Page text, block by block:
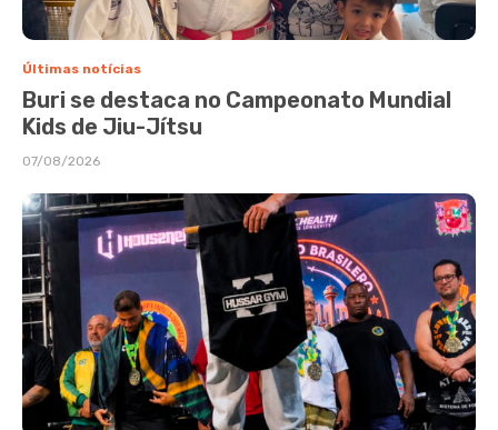
Últimas notícias
Buri se destaca no Campeonato Mundial
Kids de Jiu-Jítsu
07/08/2026